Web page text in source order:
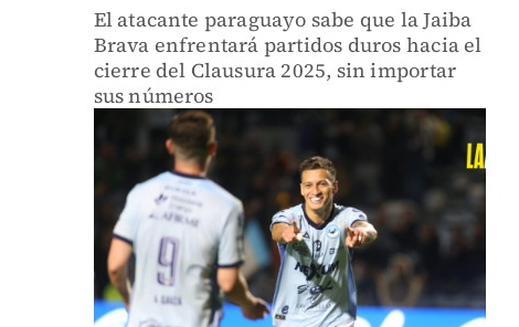
El atacante paraguayo sabe que la Jaiba
Brava enfrentará partidos duros hacia el
cierre del Clausura 2025, sin importar
sus números